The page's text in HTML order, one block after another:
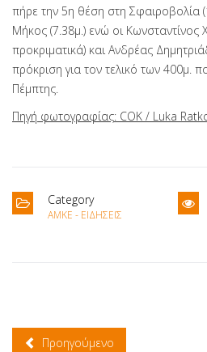
πήρε την 5η θέση στη Σφαιροβολία
Μήκος (7.38μ.) ενώ οι Κωνσταντίνος
προκριματικά) και Ανδρέας
πρόκριση για τον τελικό των 400μ.
Πέμπτης.
Πηγή φωτογραφίας: COK / Luka
Category
ΑΜΚΕ - ΕΙΔΉΣΕΙΣ
Προηγούμενο